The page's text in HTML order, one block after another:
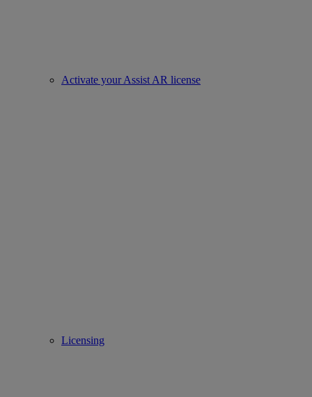
Activate your Assist AR license
Licensing